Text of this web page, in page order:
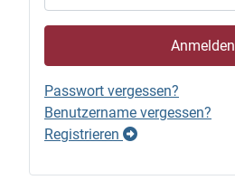
Anmelden
Passwort vergessen?
Benutzername vergessen?
Registrieren